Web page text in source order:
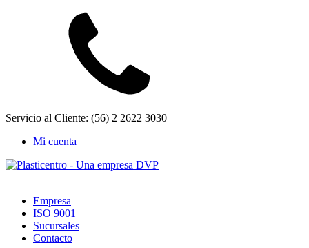
Servicio al Cliente: (56) 2 2622 3030
Mi cuenta
Empresa
ISO 9001
Sucursales
Contacto